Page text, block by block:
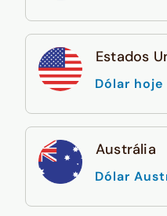
Estados
Dólar hoje
Austrália
Dólar